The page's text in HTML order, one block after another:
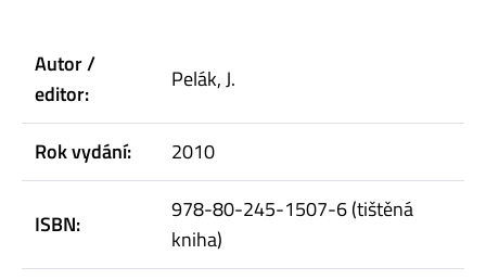
Autor /
editor:
Pelák, J.
Rok vydání: 2010
ISBN:
978-80-245-1507-6 (tištěná
kniha)